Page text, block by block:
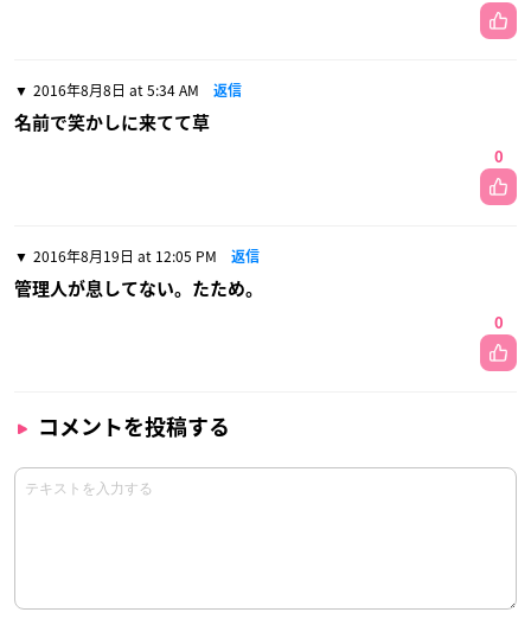
2016年8月8日 at 5:34 AM 返信
名前で笑かしに来てて草
0
2016年8月19日 at 12:05 PM 返信
管理人が息してない。たため。
0
コメントを投稿する